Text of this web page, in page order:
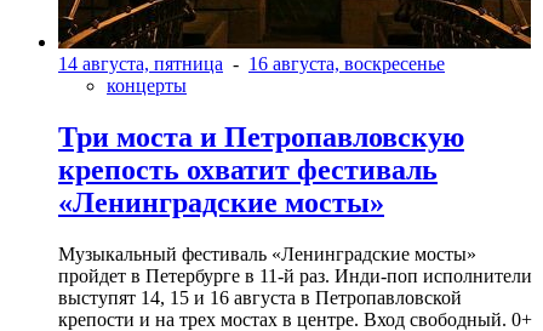
14 августа, пятница - 16 августа, воскресенье
концерты
Три моста и Петропавловскую
крепость охватит фестиваль
«Ленинградские мосты»
Музыкальный фестиваль «Ленинградские мосты»
пройдет в Петербурге в 11-й раз. Инди-поп исполнители
выступят 14, 15 и 16 августа в Петропавловской
крепости и на трех мостах в центре. Вход свободный. 0+